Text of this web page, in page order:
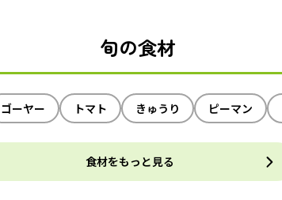
旬の食材
ゴーヤー トマト きゅうり ピーマン
食材をもっと見る